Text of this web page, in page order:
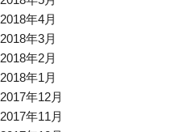
2018年4月
2018年3月
2018年2月
2018年1月
2017年12月
2017年11月